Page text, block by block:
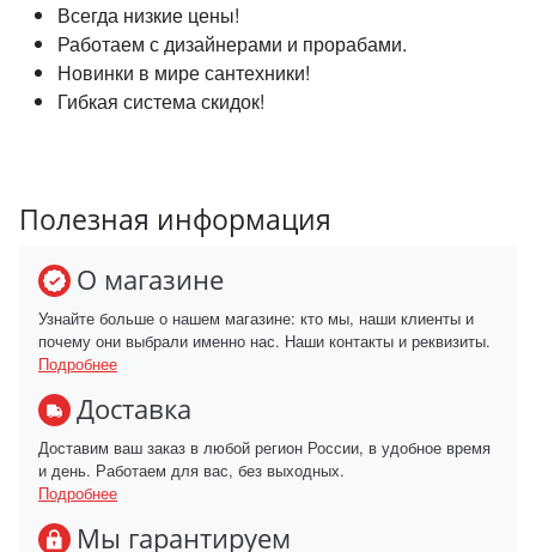
Всегда низкие цены!
Работаем с дизайнерами и прорабами.
Новинки в мире сантехники!
Гибкая система скидок!
Полезная информация
О магазине
Узнайте больше о нашем магазине: кто мы, наши клиенты и
почему они выбрали именно нас. Наши контакты и реквизиты.
Подробнее
Доставка
Доставим ваш заказ в любой регион России, в удобное время
и день. Работаем для вас, без выходных.
Подробнее
Мы гарантируем